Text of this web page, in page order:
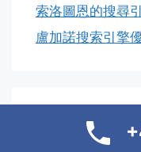
索洛圖恩的搜尋
盧加諾搜索引擎
搜尋引